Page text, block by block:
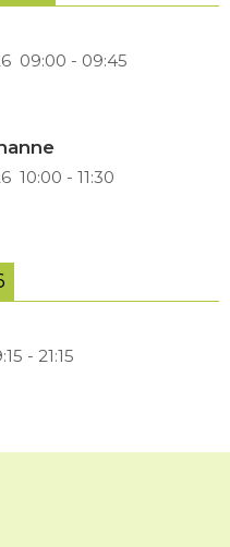
09:00 - 09:45
10:00 - 11:30
- 21:15